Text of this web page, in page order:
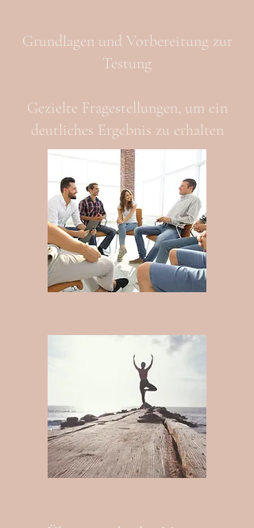
Grundlagen und Vorbereitung zur
Testung
Gezielte Fragestellungen, um ein
deutliches Ergebnis zu erhalten